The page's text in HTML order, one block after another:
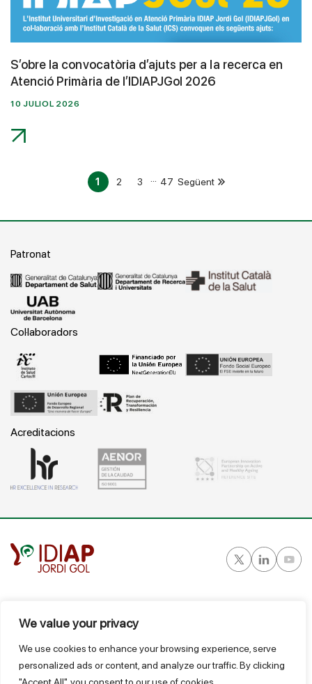
We value your privacy
We use cookies to enhance your browsing experience, serve
personalized ads or content, and analyze our traffic. By clicking
S’obre la convocatòria d’ajuts per a la recerca en
Atenció Primària de l’IDIAPJGol 2026
10 JULIOL 2026
1 2 3 … 47 Següent
Patronat
Col·laboradors
Acreditacions
T.934 824 124
@ IDIAP